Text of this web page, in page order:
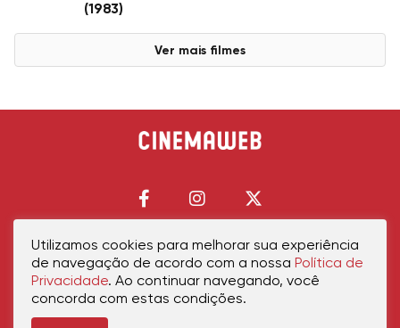
(1983)
Ver mais filmes
Início Política de PrivacidadePolítica de CookiesContatoSobre Nós
Utilizamos cookies para melhorar sua experiência
de navegação de acordo com a nossa Política de
Privacidade. Ao continuar navegando, você
concorda com estas condições.